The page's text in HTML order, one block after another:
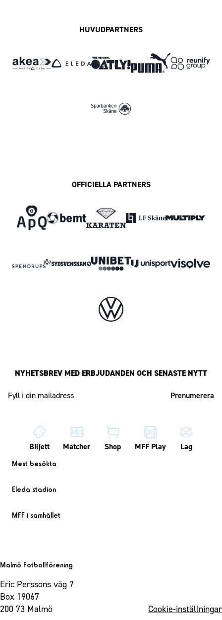
HUVUDPARTNERS
OFFICIELLA PARTNERS
NYHETSBREV MED ERBJUDANDEN OCH SENASTE NYTT
Biljett Matcher Shop MFF Play Lag
Mest besökta
Eleda stadion
MFF i samhället
Malmö Fotbollförening
Eric Perssons väg 7
Box 19067
200 73 Malmö
Cookie-inställningar